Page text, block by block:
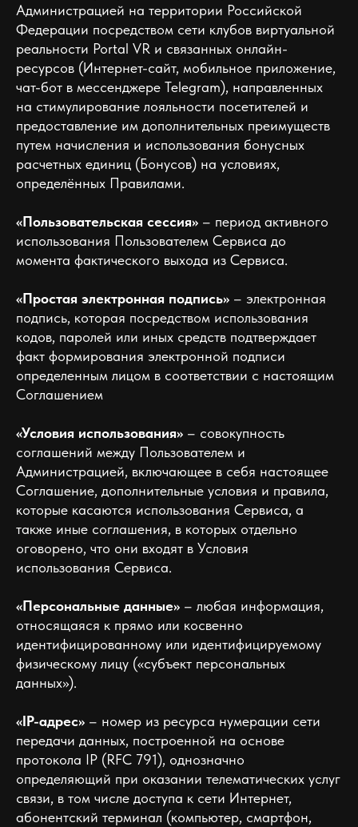
Администрацией на территории Российской
Федерации посредством сети клубов виртуальной
реальности Portal VR и связанных онлайн-
ресурсов (Интернет-сайт, мобильное приложение,
чат-бот в мессенджере Telegram), направленных
на стимулирование лояльности посетителей и
предоставление им дополнительных преимуществ
путем начисления и использования бонусных
расчетных единиц (Бонусов) на условиях,
определённых Правилами.
«Пользовательская сессия» – период активного
использования Пользователем Сервиса до
момента фактического выхода из Сервиса.
«Простая электронная подпись» – электронная
подпись, которая посредством использования
кодов, паролей или иных средств подтверждает
факт формирования электронной подписи
определенным лицом в соответствии с настоящим
Соглашением
«Условия использования» – совокупность
соглашений между Пользователем и
Администрацией, включающее в себя настоящее
Соглашение, дополнительные условия и правила,
которые касаются использования Сервиса, а
также иные соглашения, в которых отдельно
оговорено, что они входят в Условия
использования Сервиса.
«Персональные данные» – любая информация,
относящаяся к прямо или косвенно
идентифицированному или идентифицируемому
физическому лицу («субъект персональных
данных»).
«IP-адрес» – номер из ресурса нумерации сети
передачи данных, построенной на основе
протокола IP (RFC 791), однозначно
определяющий при оказании телематических услуг
связи, в том числе доступа к сети Интернет,
абонентский терминал (компьютер, смартфон,